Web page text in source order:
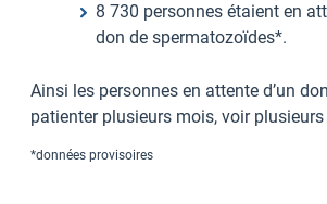
8 730 personnes étaient en
don de spermatozoïdes*.
Ainsi les personnes en attente d’un
patienter plusieurs mois, voir plusieurs
*données provisoires